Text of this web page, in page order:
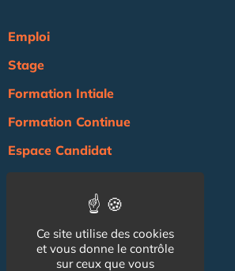
Emploi
Stage
Formation Intiale
Formation Continue
Espace Candidat
Agenda
NOS AUTRES SITES :
Ce site utilise des cookies
et vous donne le contrôle
sur ceux que vous